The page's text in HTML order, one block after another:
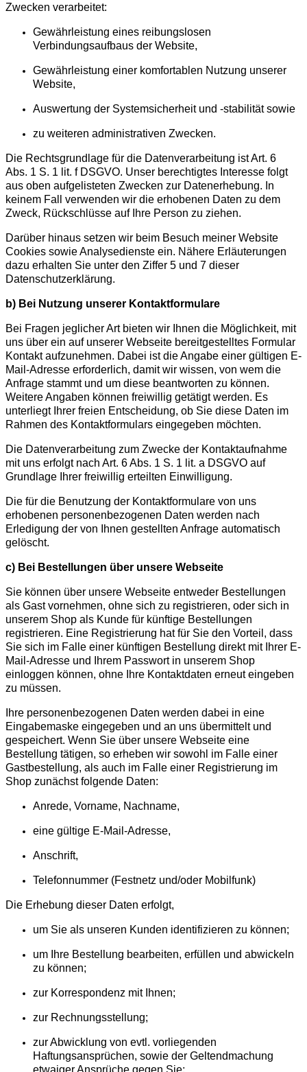
Zwecken verarbeitet:
Gewährleistung eines reibungslosen
Verbindungsaufbaus der Website,
Gewährleistung einer komfortablen Nutzung unserer
Website,
Auswertung der Systemsicherheit und -stabilität sowie
zu weiteren administrativen Zwecken.
Die Rechtsgrundlage für die Datenverarbeitung ist Art. 6
Abs. 1 S. 1 lit. f DSGVO. Unser berechtigtes Interesse folgt
aus oben aufgelisteten Zwecken zur Datenerhebung. In
keinem Fall verwenden wir die erhobenen Daten zu dem
Zweck, Rückschlüsse auf Ihre Person zu ziehen.
Darüber hinaus setzen wir beim Besuch meiner Website
Cookies sowie Analysedienste ein. Nähere Erläuterungen
dazu erhalten Sie unter den Ziffer 5 und 7 dieser
Datenschutzerklärung.
b) Bei Nutzung unserer Kontaktformulare
Bei Fragen jeglicher Art bieten wir Ihnen die Möglichkeit, mit
uns über ein auf unserer Webseite bereitgestelltes Formular
Kontakt aufzunehmen. Dabei ist die Angabe einer gültigen E-
Mail-Adresse erforderlich, damit wir wissen, von wem die
Anfrage stammt und um diese beantworten zu können.
Weitere Angaben können freiwillig getätigt werden. Es
unterliegt Ihrer freien Entscheidung, ob Sie diese Daten im
Rahmen des Kontaktformulars eingegeben möchten.
Die Datenverarbeitung zum Zwecke der Kontaktaufnahme
mit uns erfolgt nach Art. 6 Abs. 1 S. 1 lit. a DSGVO auf
Grundlage Ihrer freiwillig erteilten Einwilligung.
Die für die Benutzung der Kontaktformulare von uns
erhobenen personenbezogenen Daten werden nach
Erledigung der von Ihnen gestellten Anfrage automatisch
gelöscht.
c) Bei Bestellungen über unsere Webseite
Sie können über unsere Webseite entweder Bestellungen
als Gast vornehmen, ohne sich zu registrieren, oder sich in
unserem Shop als Kunde für künftige Bestellungen
registrieren. Eine Registrierung hat für Sie den Vorteil, dass
Sie sich im Falle einer künftigen Bestellung direkt mit Ihrer E-
Mail-Adresse und Ihrem Passwort in unserem Shop
einloggen können, ohne Ihre Kontaktdaten erneut eingeben
zu müssen.
Ihre personenbezogenen Daten werden dabei in eine
Eingabemaske eingegeben und an uns übermittelt und
gespeichert. Wenn Sie über unsere Webseite eine
Bestellung tätigen, so erheben wir sowohl im Falle einer
Gastbestellung, als auch im Falle einer Registrierung im
Shop zunächst folgende Daten:
Anrede, Vorname, Nachname,
eine gültige E-Mail-Adresse,
Anschrift,
Telefonnummer (Festnetz und/oder Mobilfunk)
Die Erhebung dieser Daten erfolgt,
um Sie als unseren Kunden identifizieren zu können;
um Ihre Bestellung bearbeiten, erfüllen und abwickeln
zu können;
zur Korrespondenz mit Ihnen;
zur Rechnungsstellung;
zur Abwicklung von evtl. vorliegenden
Haftungsansprüchen, sowie der Geltendmachung
etwaiger Ansprüche gegen Sie;